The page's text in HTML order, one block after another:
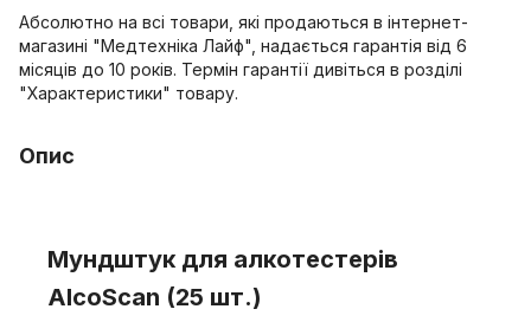
Абсолютно на всі товари, які продаються в інтернет-
магазині "Медтехніка Лайф", надається гарантія від 6
місяців до 10 років. Термін гарантії дивіться в розділі
"Характеристики" товару.
Опис
Мундштук для алкотестерів
AlcoScan (25 шт.)